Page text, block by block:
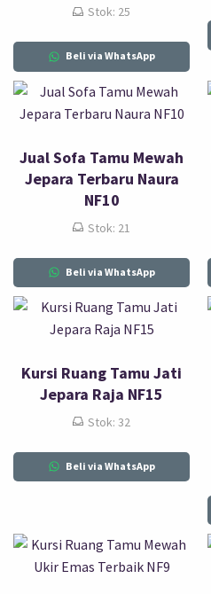
Stok: 25
Beli via WhatsApp
Jual Sofa Tamu Mewah
Jepara Terbaru Naura
NF10
Stok: 21
Beli via WhatsApp
Kursi Ruang Tamu Jati
Jepara Raja NF15
Stok: 32
Beli via WhatsApp